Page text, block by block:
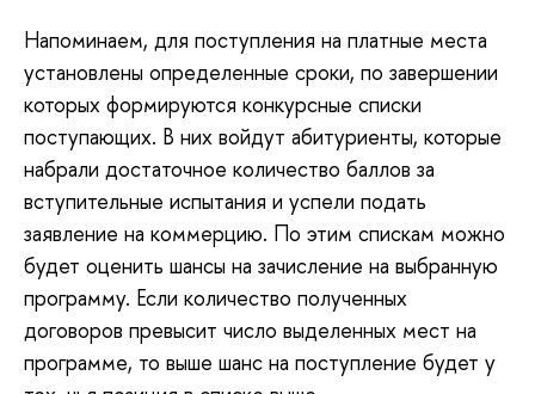
Напоминаем, для поступления на платные места
установлены определенные сроки, по завершении
которых формируются конкурсные списки
поступающих. В них войдут абитуриенты, которые
набрали достаточное количество баллов за
вступительные испытания и успели подать
заявление на коммерцию. По этим спискам можно
будет оценить шансы на зачисление на выбранную
программу. Если количество полученных
договоров превысит число выделенных мест на
программе, то выше шанс на поступление будет у